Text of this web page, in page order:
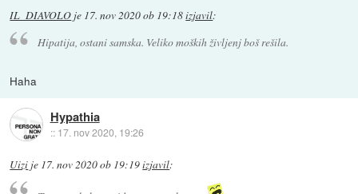
IL_DIAVOLO je 17. nov 2020 ob 19:18izjavil:
Hipatija, ostani samska. Veliko moških življenj boš rešila.
Haha
Hypathia
:: 17. nov 2020, 19:26
Uizi je 17. nov 2020 ob 19:19izjavil: